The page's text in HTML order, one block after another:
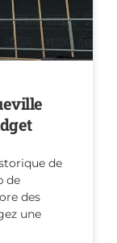
de
de
des
une